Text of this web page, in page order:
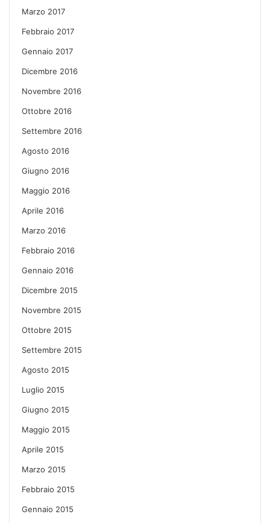
Marzo 2017
Febbraio 2017
Gennaio 2017
Dicembre 2016
Novembre 2016
Ottobre 2016
Settembre 2016
Agosto 2016
Giugno 2016
Maggio 2016
Aprile 2016
Marzo 2016
Febbraio 2016
Gennaio 2016
Dicembre 2015
Novembre 2015
Ottobre 2015
Settembre 2015
Agosto 2015
Luglio 2015
Giugno 2015
Maggio 2015
Aprile 2015
Marzo 2015
Febbraio 2015
Gennaio 2015